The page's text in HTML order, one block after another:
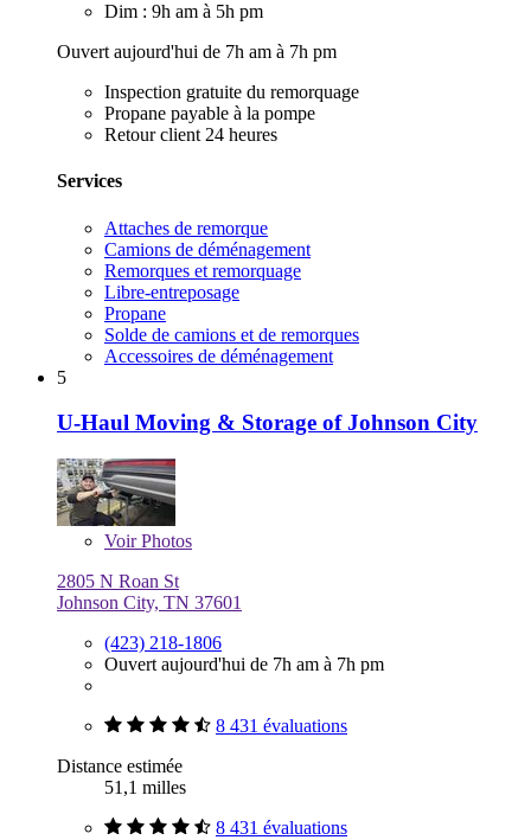
Dim : 9h am à 5h pm
Ouvert aujourd'hui de 7h am à 7h pm
Inspection gratuite du remorquage
Propane payable à la pompe
Retour client 24 heures
Services
Attaches de remorque
Camions de déménagement
Remorques et remorquage
Libre-entreposage
Propane
Solde de camions et de remorques
Accessoires de déménagement
5
U-Haul Moving & Storage of Johnson City
VoirPhotos
2805 N Roan St
Johnson City, TN 37601
(423) 218-1806
Ouvert aujourd'hui de 7h am à 7h pm
8 431 évaluations
Distance estimée
51,1 milles
8 431 évaluations